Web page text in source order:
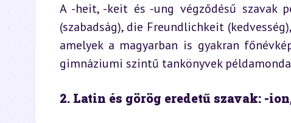
A -heit, -keit és -ung végződésű
(szabadság), die Freundlichkeit
amelyek a magyarban is gyakran
gimnáziumi szintű tankönyvek
2. Latin és görög eredetű szavak: -